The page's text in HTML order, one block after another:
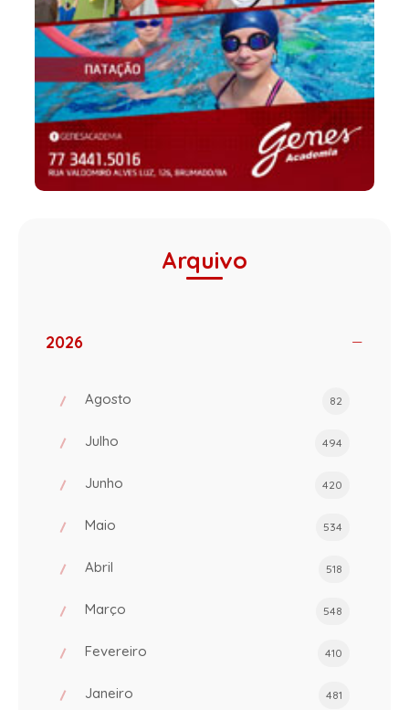
Arquivo
2026
Agosto 82
Julho 494
Junho 420
Maio 534
Abril 518
Março 548
Fevereiro 410
Janeiro 481